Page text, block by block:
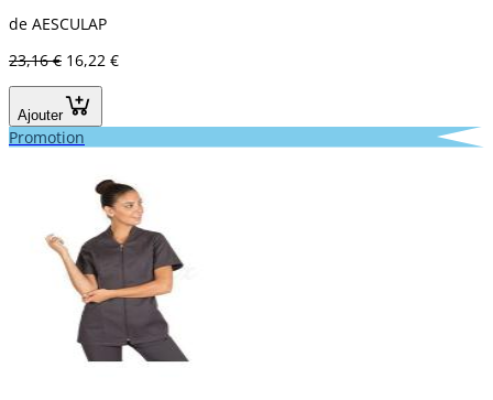
de AESCULAP
23,16 € 16,22 €
Ajouter
Promotion